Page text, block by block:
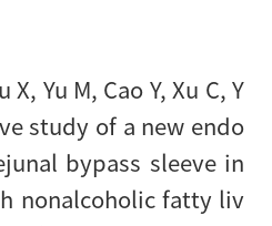
X, Yu M, Cao Y, Xu C, Y
study of a new endo
bypass sleeve in
nonalcoholic fatty liv